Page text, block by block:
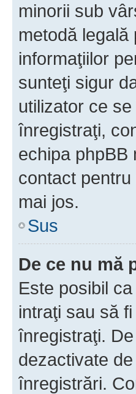
minorii sub
metodă
informaţiilor
sunteţi sigur
utilizator ce
înregistraţi,
echipa phpBB
contact
mai jos.
Sus
De ce nu mă
Este posibil
intraţi sau să
înregistraţi.
dezactivate
înregistrări.